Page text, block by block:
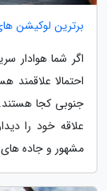
برترین لوکیشن
اگر شما هوادار
احتمالا علاقمند
جنوبی کجا
علاقه خود را
مشهور و جاده